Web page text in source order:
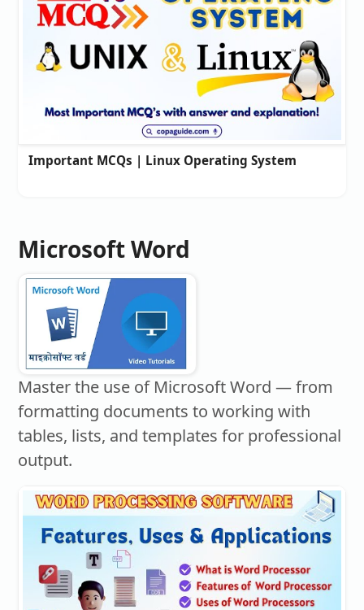
Important MCQs | Linux Operating System
Microsoft Word
Master the use of Microsoft Word — from
formatting documents to working with
tables, lists, and templates for professional
output.